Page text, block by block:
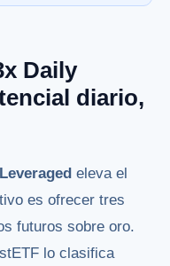
Daily
diario,
eleva el
es ofrecer tres
futuros sobre oro.
lo clasifica